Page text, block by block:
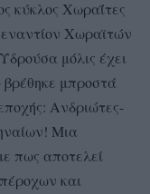
κύκλος Χωραΐτες
Χωραϊτών
μόλις έχει
βρέθηκε μπροστά
Ανδριώτες-
Μια
πως αποτελεί
και